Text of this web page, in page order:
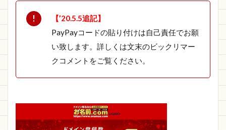
【’20.5.5追記】
PayPayコードの貼り付けは自己責任でお願
い致します。詳しくは文末のビックリマー
クコメントをご覧ください。